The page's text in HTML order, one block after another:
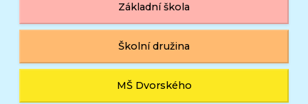
Základní škola
Školní družina
MŠ Dvorského